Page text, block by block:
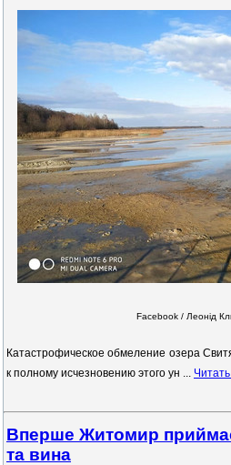
Facebook / Леонід
Катастрофическое обмеление озера
к полному исчезновению этого ун ...
Вперше Житомир
та вина